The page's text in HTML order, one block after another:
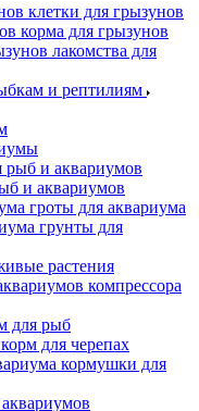
клетки для грызунов
корма для грызунов
лакомства для
и рептилиям
и аквариумов
гроты для аквариума
грунты для
растения
компрессора
для рыб
корм для черепах
кормушки для